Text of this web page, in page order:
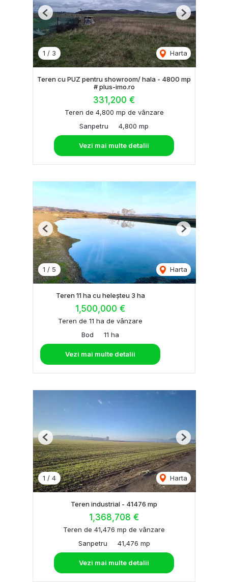
1 / 3 Harta
Previous Next
Teren cu PUZ pentru showroom/ hala - 4800 mp
# plus-imo.ro
331,200 €
Teren de 4,800 mp de vânzare
Sanpetru
4,800 mp
Vezi mai multe detalii
1 / 5 Harta
Previous Next
Teren 11 ha cu heleșteu 3 ha
1,500,000 €
Teren de 11 ha de vânzare
Bod
11 ha
Vezi mai multe detalii
1 / 4 Harta
Previous Next
Teren industrial - 41476 mp
1,368,708 €
Teren de 41,476 mp de vânzare
Sanpetru
41,476 mp
Vezi mai multe detalii